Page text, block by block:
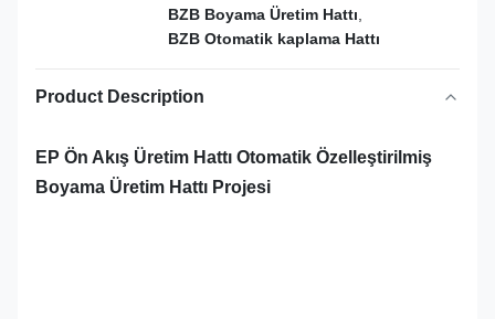
BZB Boyama Üretim Hattı
BZB Otomatik kaplama Hattı
Product Description
EP Ön Akış Üretim Hattı Otomatik Özelleştirilmiş
Boyama Üretim Hattı Projesi